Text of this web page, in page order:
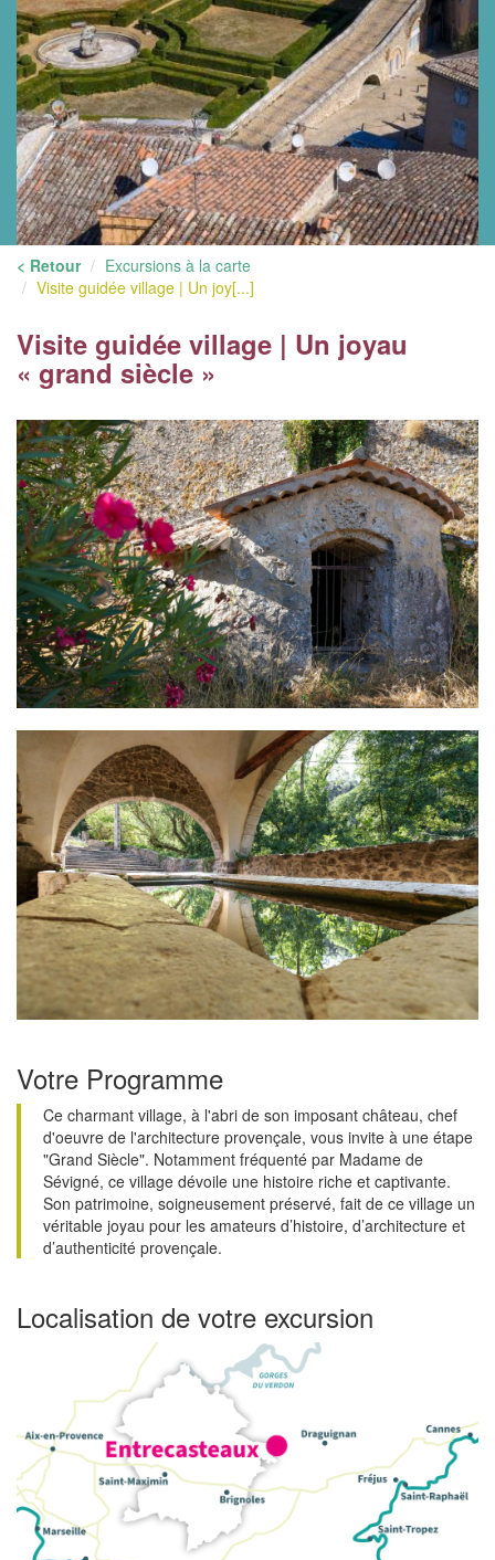
< Retour
Excursions à la carte
Visite guidée village | Un joy[...]
Visite guidée village | Un joyau
« grand siècle »
Votre Programme
Ce charmant village, à l'abri de son imposant château, chef
d'oeuvre de l'architecture provençale, vous invite à une étape
"Grand Siècle". Notamment fréquenté par Madame de
Sévigné, ce village dévoile une histoire riche et captivante.
Son patrimoine, soigneusement préservé, fait de ce village un
véritable joyau pour les amateurs d’histoire, d’architecture et
d’authenticité provençale.
Localisation de votre excursion